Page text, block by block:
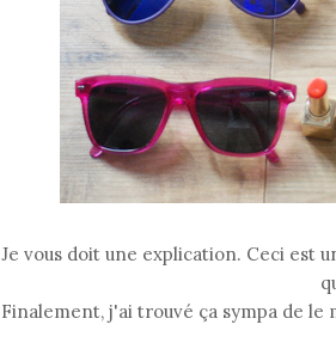
Je vous doit une explication. Ceci est
Finalement, j'ai trouvé ça sympa de